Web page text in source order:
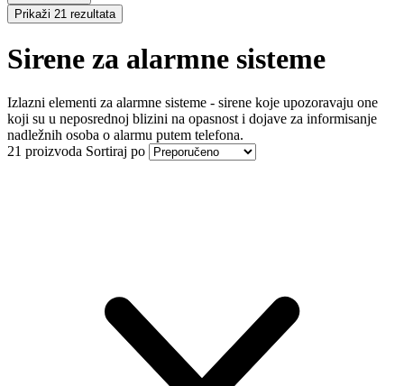
Prikaži 21 rezultata
Sirene za alarmne sisteme
Izlazni elementi za alarmne sisteme - sirene koje upozoravaju one
koji su u neposrednoj blizini na opasnost i dojave za informisanje
nadležnih osoba o alarmu putem telefona.
21 proizvoda Sortiraj po